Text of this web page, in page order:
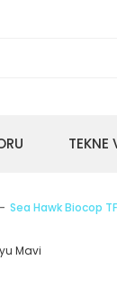
TEKNE
Sea Hawk Biocop